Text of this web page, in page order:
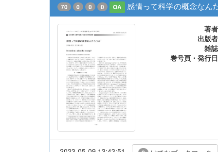
70 0 0 0 OA 感情って科学の概念なん
著者
出版者
雑誌
巻号頁・発行日